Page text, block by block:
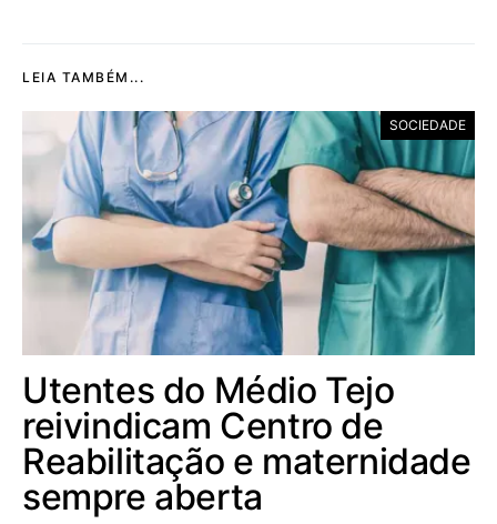
LEIA TAMBÉM...
SOCIEDADE
Utentes do Médio Tejo
reivindicam Centro de
Reabilitação e maternidade
sempre aberta